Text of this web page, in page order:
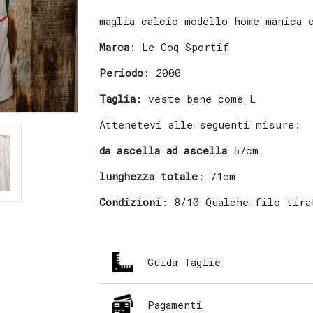
maglia calcio modello home manica
Marca : Le Coq Sportif
Periodo : 2000
Taglia : veste bene come L
Attenetevi alle seguenti misure:
da ascella ad ascella 57cm
lunghezza totale : 71cm
Condizioni : 8/10 Qualche filo
Guida Taglie
Pagamenti